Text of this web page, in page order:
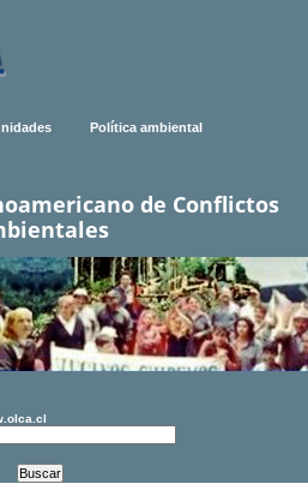
Política ambiental
de Conflictos